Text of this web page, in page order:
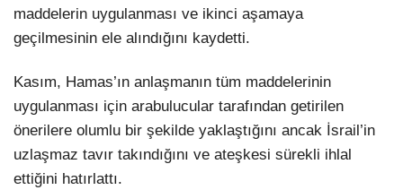
maddelerin uygulanması ve ikinci aşamaya
geçilmesinin ele alındığını kaydetti.
Kasım, Hamas’ın anlaşmanın tüm maddelerinin
uygulanması için arabulucular tarafından getirilen
önerilere olumlu bir şekilde yaklaştığını ancak İsrail’in
uzlaşmaz tavır takındığını ve ateşkesi sürekli ihlal
ettiğini hatırlattı.